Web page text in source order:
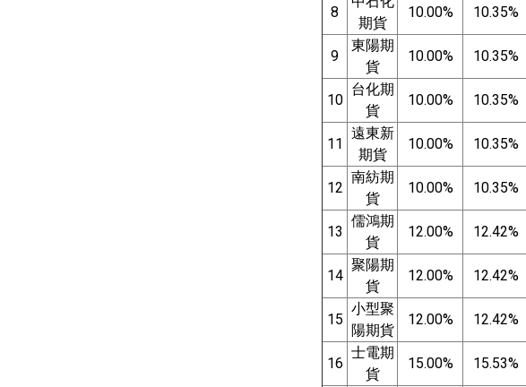
8
期貨
10.00% 10.35%
9
東陽期
貨
10.00% 10.35%
10
台化期
貨
10.00% 10.35%
11
遠東新
期貨
10.00% 10.35%
12
南紡期
貨
10.00% 10.35%
13
儒鴻期
貨
12.00% 12.42%
14
聚陽期
貨
12.00% 12.42%
15
小型聚
陽期貨
12.00% 12.42%
16
士電期
貨
15.00% 15.53%